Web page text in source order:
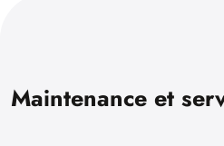
Maintenance et